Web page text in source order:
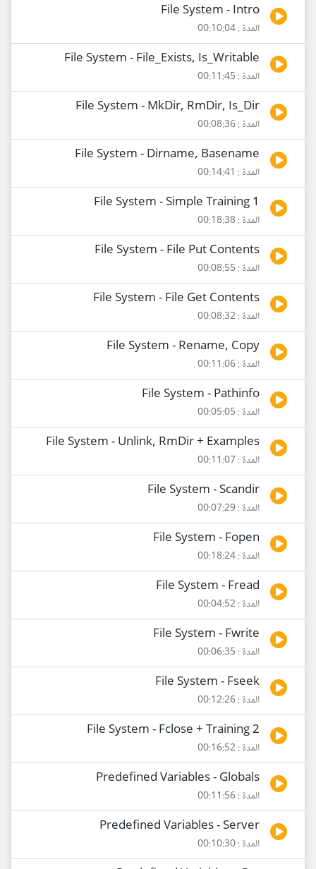
File System - Intro
المدة : 00:10:04
File System - File_Exists, Is_Writable
المدة : 00:11:45
File System - MkDir, RmDir, Is_Dir
المدة : 00:08:36
File System - Dirname, Basename
المدة : 00:14:41
File System - Simple Training 1
المدة : 00:18:38
File System - File Put Contents
المدة : 00:08:55
File System - File Get Contents
المدة : 00:08:32
File System - Rename, Copy
المدة : 00:11:06
File System - Pathinfo
المدة : 00:05:05
File System - Unlink, RmDir + Examples
المدة : 00:11:07
File System - Scandir
المدة : 00:07:29
File System - Fopen
المدة : 00:18:24
File System - Fread
المدة : 00:04:52
File System - Fwrite
المدة : 00:06:35
File System - Fseek
المدة : 00:12:26
File System - Fclose + Training 2
المدة : 00:16:52
Predefined Variables - Globals
المدة : 00:11:56
Predefined Variables - Server
المدة : 00:10:30